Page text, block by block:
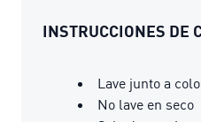
INSTRUCCIONES DE
Lave junto a
No lave en seco